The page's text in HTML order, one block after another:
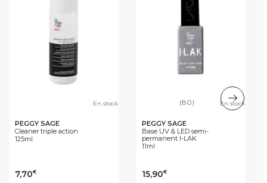
En stock
PEGGY SAGE
Cleaner triple action
125ml
7,70€
(80) En stock
PEGGY SAGE
Base UV & LED semi-
permanent I-LAK
11ml
15,90€